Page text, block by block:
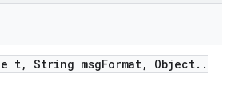
t, String msgFormat, Object. .